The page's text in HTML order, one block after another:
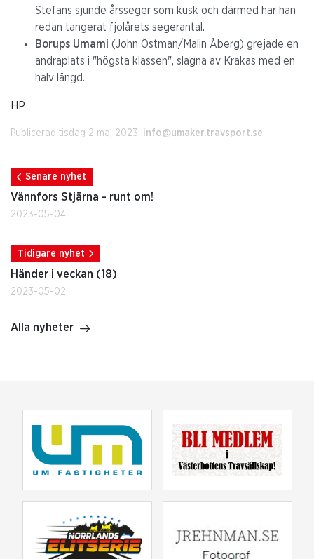
Stefans sjunde årsseger som kusk och därmed har han
redan tangerat fjolårets segerantal.
Borups Umami (John Östman/Malin Åberg) grejade en
andraplats i "högsta klassen", slagna av Krakas med en
halv längd.
HP
Publicerad tisdag 2 maj 2023. info@umaker.travsport.se
Senare nyhet
Vännfors Stjärna - runt om!
2023-05-04
Tidigare nyhet
Händer i veckan (18)
2023-05-02
Alla nyheter